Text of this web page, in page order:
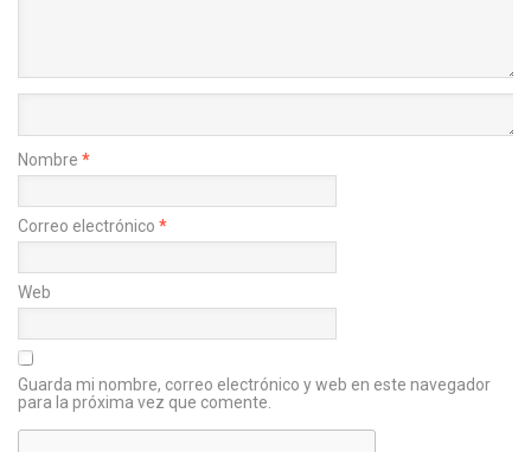
Nombre *
Correo electrónico *
Web
Guarda mi nombre, correo electrónico y web en este navegador
para la próxima vez que comente.